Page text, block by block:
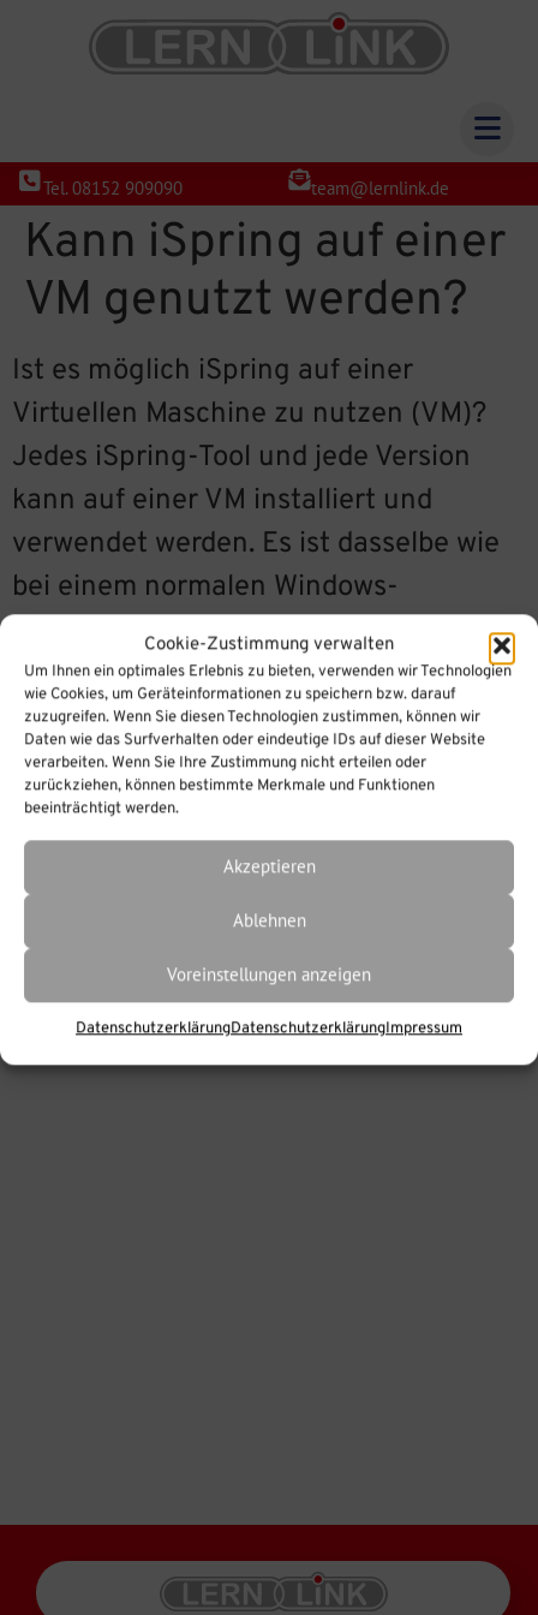
Cookie-Zustimmung verwalten
Um Ihnen ein optimales Erlebnis zu bieten, verwenden wir Technologien
wie Cookies, um Geräteinformationen zu speichern bzw. darauf
zuzugreifen. Wenn Sie diesen Technologien zustimmen, können wir
Daten wie das Surfverhalten oder eindeutige IDs auf dieser Website
verarbeiten. Wenn Sie Ihre Zustimmung nicht erteilen oder
zurückziehen, können bestimmte Merkmale und Funktionen
beeinträchtigt werden.
Akzeptieren
Ablehnen
Voreinstellungen anzeigen
DatenschutzerklärungDatenschutzerklärungImpressum
Tel. 08152 909090 team@lernlink.de
Kann iSpring auf einer
VM genutzt werden?
Ist es möglich iSpring auf einer
Virtuellen Maschine zu nutzen (VM)?
Jedes iSpring-Tool und jede Version
kann auf einer VM installiert und
verwendet werden. Es ist dasselbe wie
bei einem normalen Windows-
Betriebssystem.
Verschlagwortet mit FAQ, iSpring,
iSpring
FAQ, Nutzung, Virtuelle Maschine